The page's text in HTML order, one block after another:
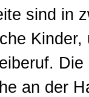
sind in
Die
an der